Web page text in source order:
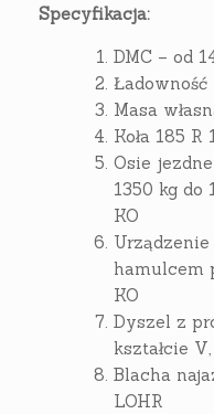
Specyfikacja:
DMC – od
Ładowność
Masa
Koła 185
Osie
1350 kg do
KO
hamulcem
KO
Dyszel z
kształcie
Blacha
LOHR